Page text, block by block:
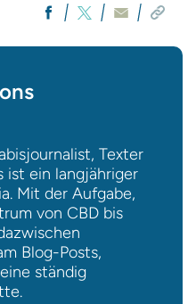
Texter
ist ein langjähriger
Mit der Aufgabe,
von CBD bis
Blog-Posts,
ständig